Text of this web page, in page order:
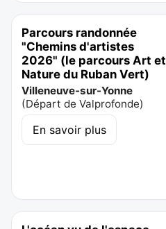
Parcours randonnée
"Chemins d'artistes
2026" (le parcours Art et
Nature du Ruban Vert)
Villeneuve-sur-Yonne
(Départ de Valprofonde)
En savoir plus